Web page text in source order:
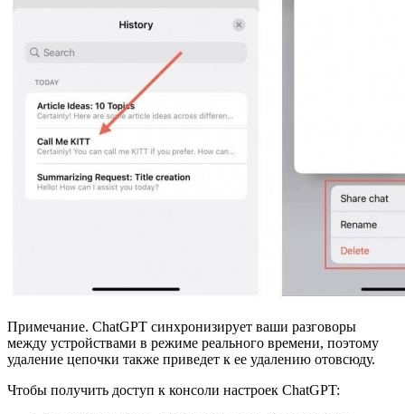
Примечание. ChatGPT синхронизирует ваши разговоры
между устройствами в режиме реального времени, поэтому
удаление цепочки также приведет к ее удалению отовсюду.
Чтобы получить доступ к консоли настроек ChatGPT: